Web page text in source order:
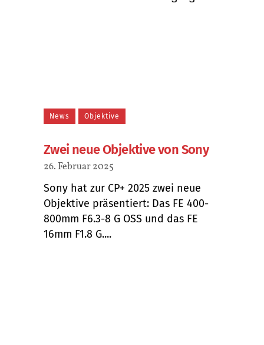
News Objektive
Zwei neue Objektive von Sony
26. Februar 2025
Sony hat zur CP+ 2025 zwei neue
Objektive präsentiert: Das FE 400-
800mm F6.3-8 G OSS und das FE
16mm F1.8 G....